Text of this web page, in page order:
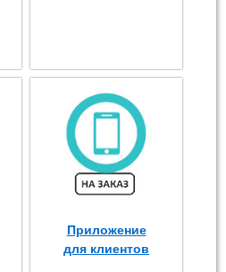
Приложение
для клиентов